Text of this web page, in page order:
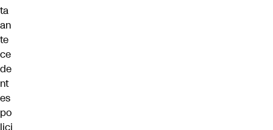
ta
an
te
ce
de
nt
es
po
lici